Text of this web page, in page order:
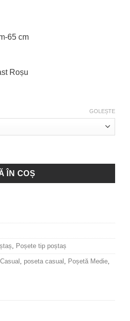
65 cm
Roșu
GOLEȘTE
ÎN COȘ
Poșete tip poștaș
poseta casual Poșetă Medie,